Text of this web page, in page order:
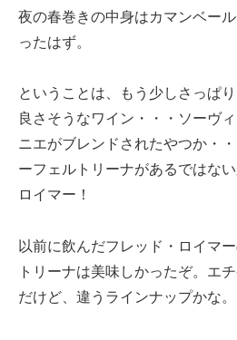
夜の春巻きの中身はカマンベー
ったはず。
ということは、もう少しさっぱ
良さそうなワイン・・・ソーヴ
ニエがブレンドされたやつか・
ーフェルトリーナがあるではな
ロイマー！
以前に飲んだフレッド・ロイマ
トリーナは美味しかったぞ。エ
だけど、違うラインナップかな